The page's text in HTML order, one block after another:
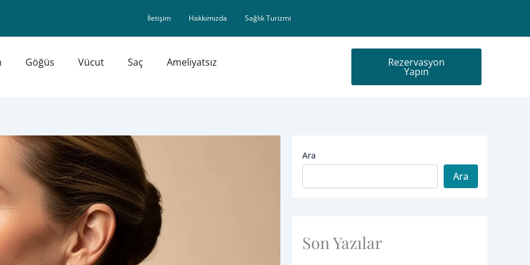
İletişim Hakkımızda Sağlık Turizmi
Göğüs Vücut Saç Ameliyatsız Rezervasyon
Yapın
Ara
Ara
Son Yazılar